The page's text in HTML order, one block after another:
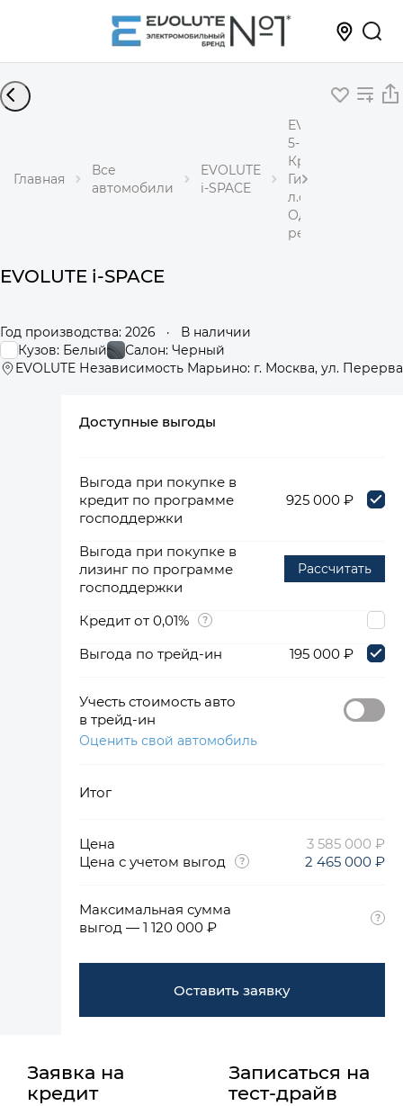
Главная
Все
автомобили
EVOLUTE
i-SPACE
EVOLUTE i-SPACE
5-местный
Кроссовер
Гибрид 1,5 л 218
л.с.
редуктор
EVOLUTE i-SPACE
Год производства: 2026 ·
В наличии
Кузов: Белый
Салон: Черный
EVOLUTE Независимость Марьино: г. Москва, ул.
Доступные выгоды
Выгода при покупке в
кредит по программе
господдержки
925 000 ₽
Выгода при покупке в
лизинг по программе
господдержки
Рассчитать
Кредит от 0,01%
Выгода по трейд-ин
195 000 ₽
Учесть стоимость авто
в трейд-ин
Оценить свой автомобиль
Итог
Цена
3 585 000 ₽
Цена с учетом выгод
2 465 000 ₽
Максимальная сумма
выгод — 1 120 000 ₽
Оставить заявку
Заявка на
кредит
Записаться на
тест-драйв